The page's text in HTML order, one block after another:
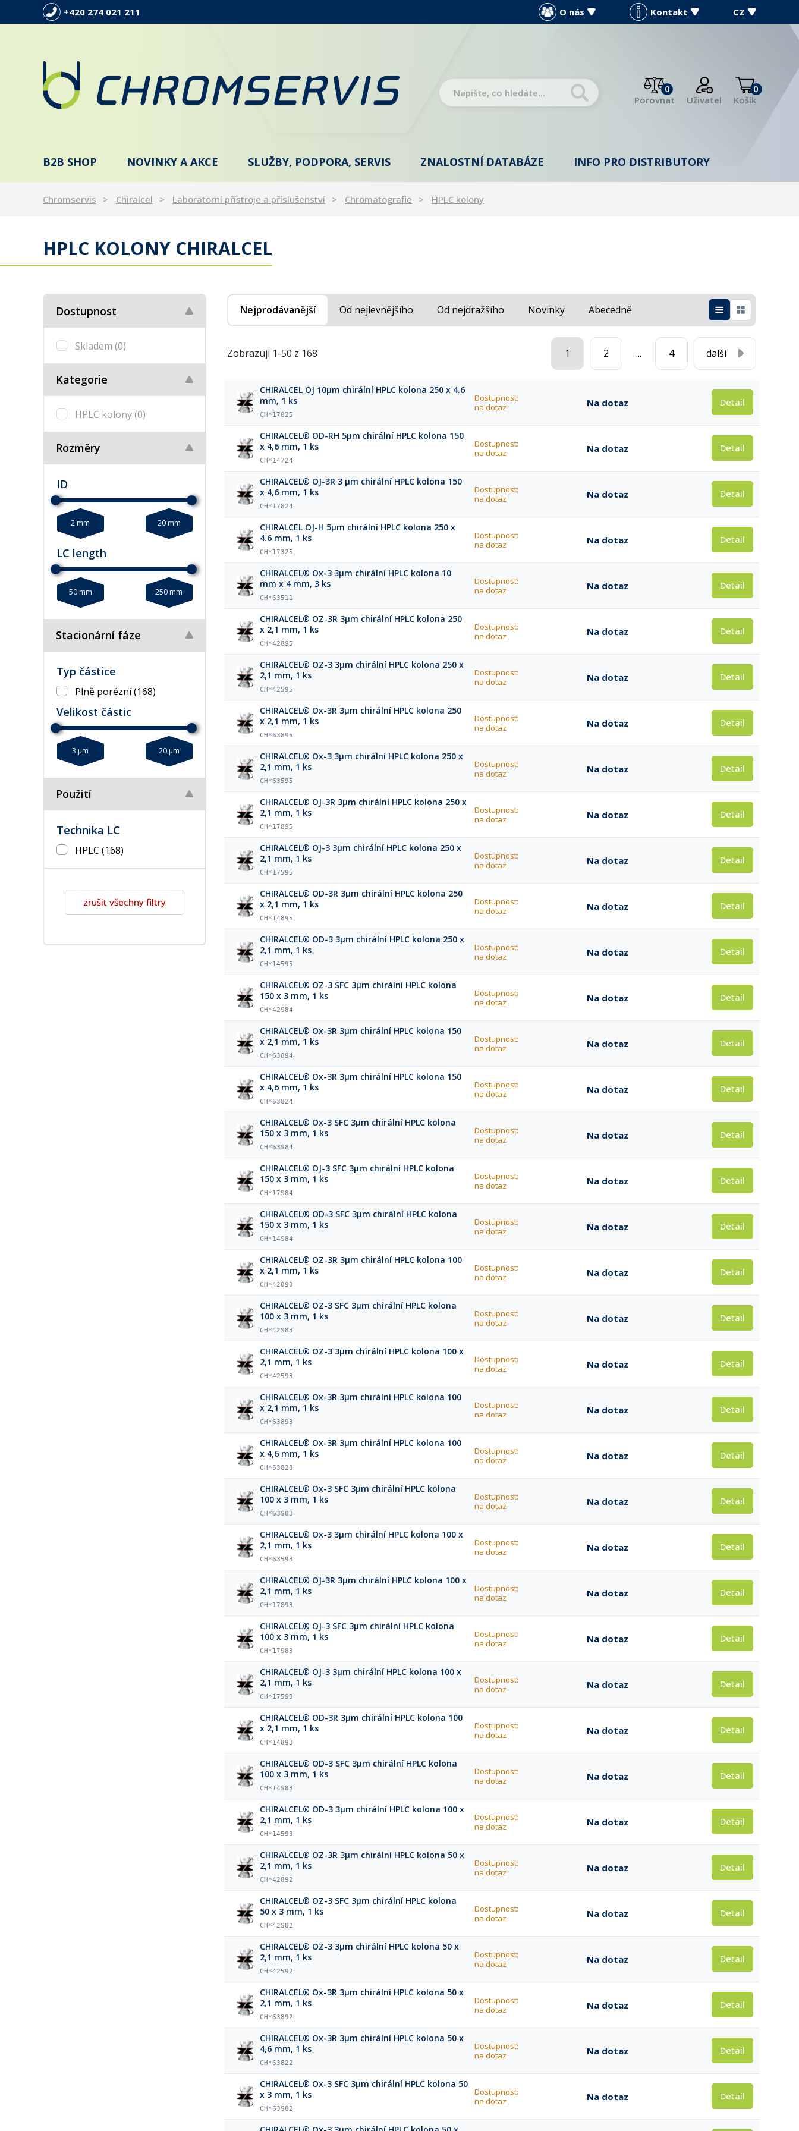
+420 274 021 211 O nás Kontakt CZ
0
Porovnat
Uživatel
0
Košík
B2B SHOP NOVINKY A AKCE SLUŽBY, PODPORA, SERVIS ZNALOSTNÍ DATABÁZE INFO PRO DISTRIBUTORY
Chromservis Chiralcel Laboratorní přístroje a příslušenství Chromatografie HPLC kolony
HPLC KOLONY CHIRALCEL
Dostupnost
Skladem (0)
Kategorie
HPLC kolony(0)
Rozměry
ID
2 mm 20 mm
LC length
50 mm 250 mm
Stacionární fáze
Typ částice
Plně porézní(168)
Velikost částic
3 µm 20 µm
Použití
Technika LC
HPLC (168)
zrušit všechny filtry
Nejprodávanější Od nejlevnějšího Od nejdražšího Novinky Abecedně
Zobrazuji 1-50 z 168 1 2 ... 4 další
CHIRALCEL OJ 10µm chirální HPLC kolona 250 x 4.6
mm, 1 ks
CH*17025
Dostupnost:
na dotaz
Na dotaz Detail
CHIRALCEL® OD-RH 5µm chirální HPLC kolona 150
x 4,6 mm, 1 ks
CH*14724
Dostupnost:
na dotaz
Na dotaz Detail
CHIRALCEL® OJ-3R 3 µm chirální HPLC kolona 150
x 4,6 mm, 1 ks
CH*17824
Dostupnost:
na dotaz
Na dotaz Detail
CHIRALCEL OJ-H 5µm chirální HPLC kolona 250 x
4.6 mm, 1 ks
CH*17325
Dostupnost:
na dotaz
Na dotaz Detail
CHIRALCEL® Ox-3 3µm chirální HPLC kolona 10
mm x 4 mm, 3 ks
CH*63511
Dostupnost:
na dotaz
Na dotaz Detail
CHIRALCEL® OZ-3R 3µm chirální HPLC kolona 250
x 2,1 mm, 1 ks
CH*42895
Dostupnost:
na dotaz
Na dotaz Detail
CHIRALCEL® OZ-3 3µm chirální HPLC kolona 250 x
2,1 mm, 1 ks
CH*42595
Dostupnost:
na dotaz
Na dotaz Detail
CHIRALCEL® Ox-3R 3µm chirální HPLC kolona 250
x 2,1 mm, 1 ks
CH*63895
Dostupnost:
na dotaz
Na dotaz Detail
CHIRALCEL® Ox-3 3µm chirální HPLC kolona 250 x
2,1 mm, 1 ks
CH*63595
Dostupnost:
na dotaz
Na dotaz Detail
CHIRALCEL® OJ-3R 3µm chirální HPLC kolona 250 x
2,1 mm, 1 ks
CH*17895
Dostupnost:
na dotaz
Na dotaz Detail
CHIRALCEL® OJ-3 3µm chirální HPLC kolona 250 x
2,1 mm, 1 ks
CH*17595
Dostupnost:
na dotaz
Na dotaz Detail
CHIRALCEL® OD-3R 3µm chirální HPLC kolona 250
x 2,1 mm, 1 ks
CH*14895
Dostupnost:
na dotaz
Na dotaz Detail
CHIRALCEL® OD-3 3µm chirální HPLC kolona 250 x
2,1 mm, 1 ks
CH*14595
Dostupnost:
na dotaz
Na dotaz Detail
CHIRALCEL® OZ-3 SFC 3µm chirální HPLC kolona
150 x 3 mm, 1 ks
CH*42S84
Dostupnost:
na dotaz
Na dotaz Detail
CHIRALCEL® Ox-3R 3µm chirální HPLC kolona 150
x 2,1 mm, 1 ks
CH*63894
Dostupnost:
na dotaz
Na dotaz Detail
CHIRALCEL® Ox-3R 3µm chirální HPLC kolona 150
x 4,6 mm, 1 ks
CH*63824
Dostupnost:
na dotaz
Na dotaz Detail
CHIRALCEL® Ox-3 SFC 3µm chirální HPLC kolona
150 x 3 mm, 1 ks
CH*63S84
Dostupnost:
na dotaz
Na dotaz Detail
CHIRALCEL® OJ-3 SFC 3µm chirální HPLC kolona
150 x 3 mm, 1 ks
CH*17S84
Dostupnost:
na dotaz
Na dotaz Detail
CHIRALCEL® OD-3 SFC 3µm chirální HPLC kolona
150 x 3 mm, 1 ks
CH*14S84
Dostupnost:
na dotaz
Na dotaz Detail
CHIRALCEL® OZ-3R 3µm chirální HPLC kolona 100
x 2,1 mm, 1 ks
CH*42893
Dostupnost:
na dotaz
Na dotaz Detail
CHIRALCEL® OZ-3 SFC 3µm chirální HPLC kolona
100 x 3 mm, 1 ks
CH*42S83
Dostupnost:
na dotaz
Na dotaz Detail
CHIRALCEL® OZ-3 3µm chirální HPLC kolona 100 x
2,1 mm, 1 ks
CH*42593
Dostupnost:
na dotaz
Na dotaz Detail
CHIRALCEL® Ox-3R 3µm chirální HPLC kolona 100
x 2,1 mm, 1 ks
CH*63893
Dostupnost:
na dotaz
Na dotaz Detail
CHIRALCEL® Ox-3R 3µm chirální HPLC kolona 100
x 4,6 mm, 1 ks
CH*63823
Dostupnost:
na dotaz
Na dotaz Detail
CHIRALCEL® Ox-3 SFC 3µm chirální HPLC kolona
100 x 3 mm, 1 ks
CH*63S83
Dostupnost:
na dotaz
Na dotaz Detail
CHIRALCEL® Ox-3 3µm chirální HPLC kolona 100 x
2,1 mm, 1 ks
CH*63593
Dostupnost:
na dotaz
Na dotaz Detail
CHIRALCEL® OJ-3R 3µm chirální HPLC kolona 100 x
2,1 mm, 1 ks
CH*17893
Dostupnost:
na dotaz
Na dotaz Detail
CHIRALCEL® OJ-3 SFC 3µm chirální HPLC kolona
100 x 3 mm, 1 ks
CH*17S83
Dostupnost:
na dotaz
Na dotaz Detail
CHIRALCEL® OJ-3 3µm chirální HPLC kolona 100 x
2,1 mm, 1 ks
CH*17593
Dostupnost:
na dotaz
Na dotaz Detail
CHIRALCEL® OD-3R 3µm chirální HPLC kolona 100
x 2,1 mm, 1 ks
CH*14893
Dostupnost:
na dotaz
Na dotaz Detail
CHIRALCEL® OD-3 SFC 3µm chirální HPLC kolona
100 x 3 mm, 1 ks
CH*14S83
Dostupnost:
na dotaz
Na dotaz Detail
CHIRALCEL® OD-3 3µm chirální HPLC kolona 100 x
2,1 mm, 1 ks
CH*14593
Dostupnost:
na dotaz
Na dotaz Detail
CHIRALCEL® OZ-3R 3µm chirální HPLC kolona 50 x
2,1 mm, 1 ks
CH*42892
Dostupnost:
na dotaz
Na dotaz Detail
CHIRALCEL® OZ-3 SFC 3µm chirální HPLC kolona
50 x 3 mm, 1 ks
CH*42S82
Dostupnost:
na dotaz
Na dotaz Detail
CHIRALCEL® OZ-3 3µm chirální HPLC kolona 50 x
2,1 mm, 1 ks
CH*42592
Dostupnost:
na dotaz
Na dotaz Detail
CHIRALCEL® Ox-3R 3µm chirální HPLC kolona 50 x
2,1 mm, 1 ks
CH*63892
Dostupnost:
na dotaz
Na dotaz Detail
CHIRALCEL® Ox-3R 3µm chirální HPLC kolona 50 x
4,6 mm, 1 ks
CH*63822
Dostupnost:
na dotaz
Na dotaz Detail
CHIRALCEL® Ox-3 SFC 3µm chirální HPLC kolona 50
x 3 mm, 1 ks
CH*63S82
Dostupnost:
na dotaz
Na dotaz Detail